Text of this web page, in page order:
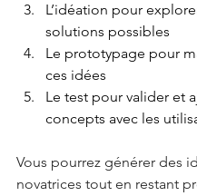
L’idéation pour
solutions possibles
Le prototypage pour
ces idées
Le test pour valider et
concepts avec les
Vous pourrez générer des
novatrices tout en restant